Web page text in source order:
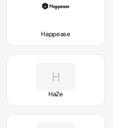
Happease
H
HaZe